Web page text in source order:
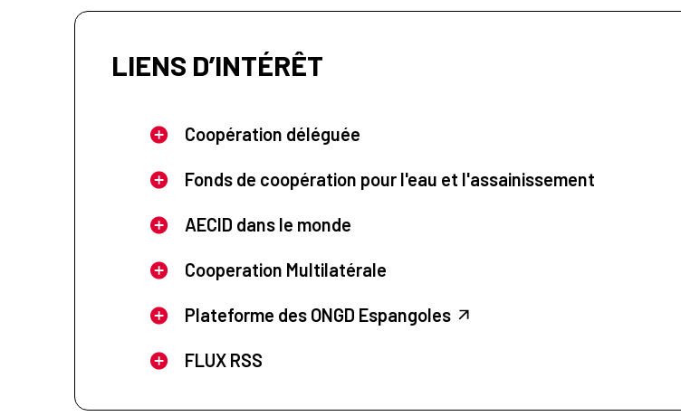
LIENS D’INTÉRÊT
Coopération déléguée
Fonds de coopération pour l'eau et l'assainissement
AECID dans le monde
Cooperation Multilatérale
Plateforme des ONGD Espangoles
FLUX RSS